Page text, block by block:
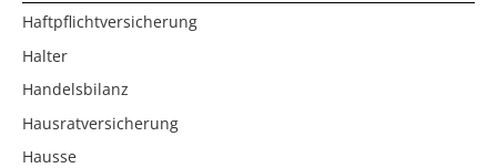
Haftpflichtversicherung
Halter
Handelsbilanz
Hausratversicherung
Hausse